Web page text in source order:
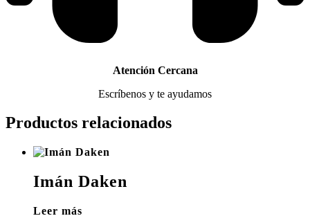
Atención Cercana
Escríbenos y te ayudamos
Productos relacionados
Imán Daken
Leer más